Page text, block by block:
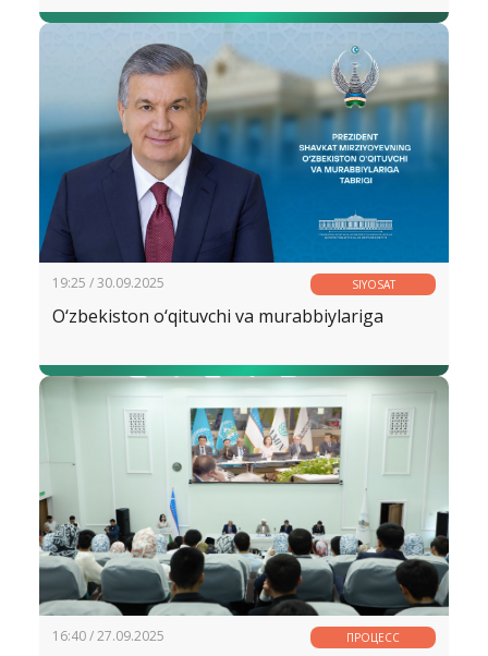
19:25 / 30.09.2025 SIYOSAT
O‘zbekiston o‘qituvchi va murabbiylariga
16:40 / 27.09.2025 ПРОЦЕСС